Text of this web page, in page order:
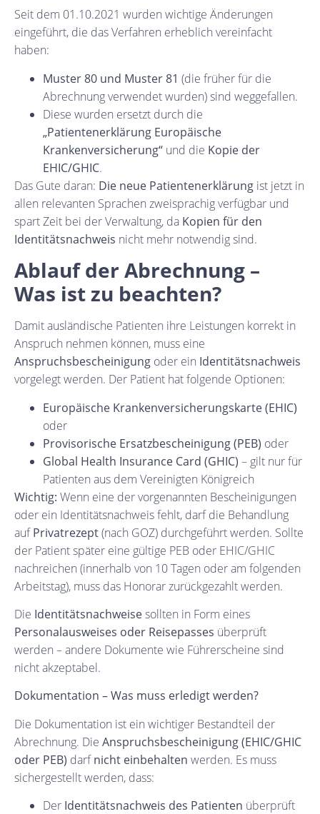
Seit dem 01.10.2021 wurden wichtige Änderungen
eingeführt, die das Verfahren erheblich vereinfacht
haben:
Muster 80 und Muster 81 (die früher für die
Abrechnung verwendet wurden) sind weggefallen.
Diese wurden ersetzt durch die
„Patientenerklärung Europäische
Krankenversicherung“ und die Kopie der
EHIC/GHIC.
Das Gute daran: Die neue Patientenerklärung ist jetzt in
allen relevanten Sprachen zweisprachig verfügbar und
spart Zeit bei der Verwaltung, da Kopien für den
Identitätsnachweis nicht mehr notwendig sind.
Ablauf der Abrechnung –
Was ist zu beachten?
Damit ausländische Patienten ihre Leistungen korrekt in
Anspruch nehmen können, muss eine
Anspruchsbescheinigung oder ein Identitätsnachweis
vorgelegt werden. Der Patient hat folgende Optionen:
Europäische Krankenversicherungskarte (EHIC)
oder
Provisorische Ersatzbescheinigung (PEB) oder
Global Health Insurance Card (GHIC) – gilt nur für
Patienten aus dem Vereinigten Königreich
Wichtig: Wenn eine der vorgenannten Bescheinigungen
oder ein Identitätsnachweis fehlt, darf die Behandlung
aufPrivatrezept(nach GOZ) durchgeführt werden. Sollte
der Patient später eine gültige PEB oder EHIC/GHIC
nachreichen (innerhalb von 10 Tagen oder am folgenden
Arbeitstag), muss das Honorar zurückgezahlt werden.
Die Identitätsnachweisesollten in Form eines
Personalausweises oder Reisepasses überprüft
werden – andere Dokumente wie Führerscheine sind
nicht akzeptabel.
Dokumentation – Was muss erledigt werden?
Die Dokumentation ist ein wichtiger Bestandteil der
Abrechnung. Die Anspruchsbescheinigung (EHIC/GHIC
oder PEB) darfnicht einbehalten werden. Es muss
sichergestellt werden, dass:
Der Identitätsnachweis des Patienten überprüft